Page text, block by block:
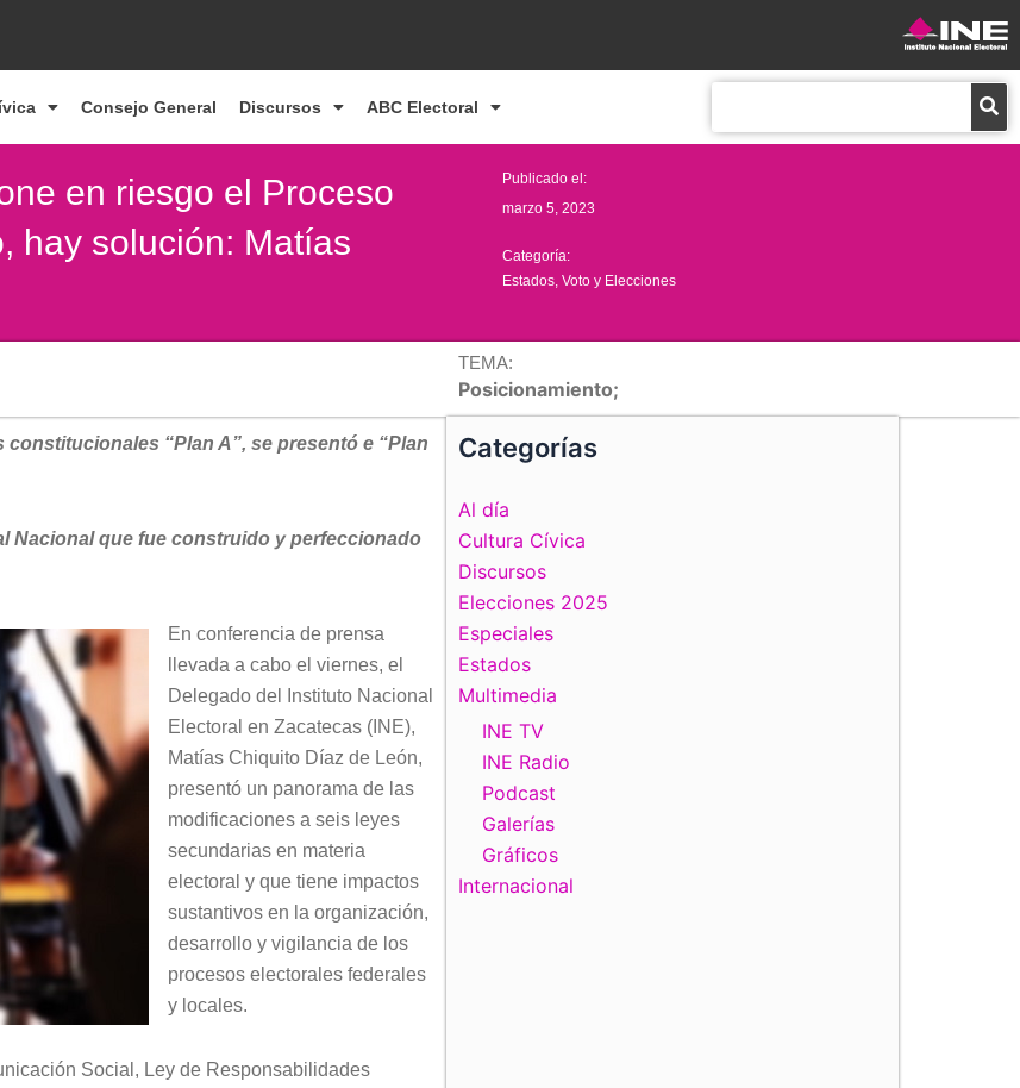
Consejo General Discursos ABC Electoral
en riesgo el Proceso
hay solución: Matías
Publicado el:
marzo 5, 2023
Categoría:
Estados ,Voto y Elecciones
TEMA:
Posicionamiento;
“Plan A”, se presentó e “Plan
Nacional que fue construido y perfeccionado
En conferencia de prensa
llevada a cabo el viernes, el
Delegado del Instituto Nacional
Electoral en Zacatecas (INE),
Matías Chiquito Díaz de León,
presentó un panorama de las
modificaciones a seis leyes
secundarias en materia
electoral y que tiene impactos
sustantivos en la organización,
desarrollo y vigilancia de los
procesos electorales federales
y locales.
Social, Ley de Responsabilidades
Categorías
Al día
Cultura Cívica
Discursos
Elecciones 2025
Especiales
Estados
Multimedia
INE TV
INE Radio
Podcast
Galerías
Gráficos
Internacional